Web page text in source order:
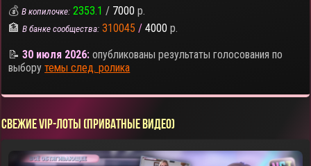
💰В копилочке: 2353.1 / 7000 р.
🏦В банке сообщества: 310045 / 4000 р.
📝30 июля 2026: опубликованы результаты голосования по
выборутемы след. ролика
СВЕЖИЕ VIP-ЛОТЫ (ПРИВАТНЫЕ ВИДЕО)